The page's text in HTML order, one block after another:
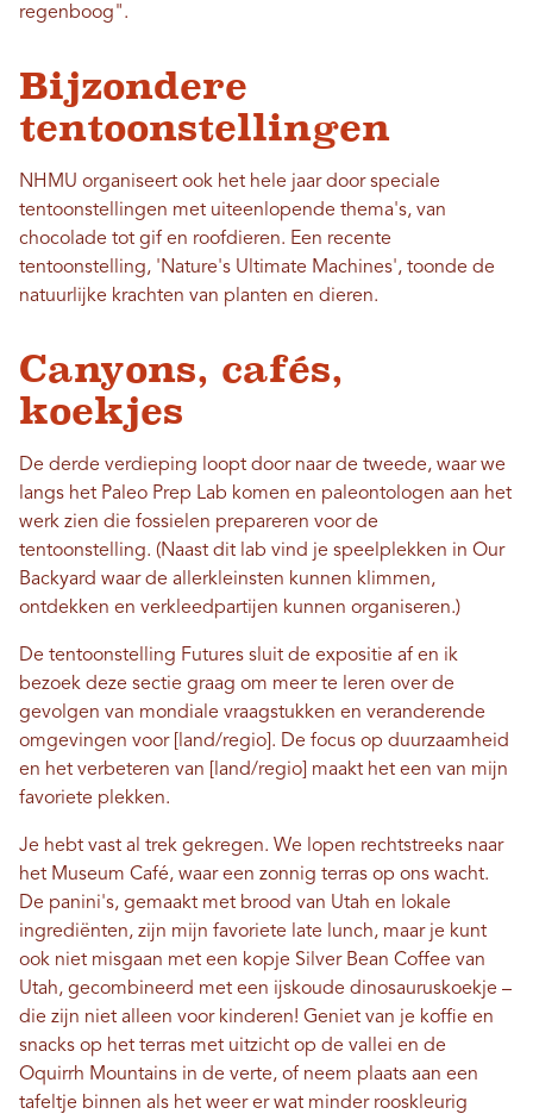
regenboog".
Bijzondere
tentoonstellingen
NHMU organiseert ook het hele jaar door speciale
tentoonstellingen met uiteenlopende thema's, van
chocolade tot gif en roofdieren. Een recente
tentoonstelling, 'Nature's Ultimate Machines', toonde de
natuurlijke krachten van planten en dieren.
Canyons, cafés,
koekjes
De derde verdieping loopt door naar de tweede, waar we
langs het Paleo Prep Lab komen en paleontologen aan het
werk zien die fossielen prepareren voor de
tentoonstelling. (Naast dit lab vind je speelplekken in Our
Backyard waar de allerkleinsten kunnen klimmen,
ontdekken en verkleedpartijen kunnen organiseren.)
De tentoonstelling Futures sluit de expositie af en ik
bezoek deze sectie graag om meer te leren over de
gevolgen van mondiale vraagstukken en veranderende
omgevingen voor [land/regio]. De focus op duurzaamheid
en het verbeteren van [land/regio] maakt het een van mijn
favoriete plekken.
Je hebt vast al trek gekregen. We lopen rechtstreeks naar
het Museum Café, waar een zonnig terras op ons wacht.
De panini's, gemaakt met brood van Utah en lokale
ingrediënten, zijn mijn favoriete late lunch, maar je kunt
ook niet misgaan met een kopje Silver Bean Coffee van
Utah, gecombineerd met een ijskoude dinosauruskoekje –
die zijn niet alleen voor kinderen! Geniet van je koffie en
snacks op het terras met uitzicht op de vallei en de
Oquirrh Mountains in de verte, of neem plaats aan een
tafeltje binnen als het weer er wat minder rooskleurig